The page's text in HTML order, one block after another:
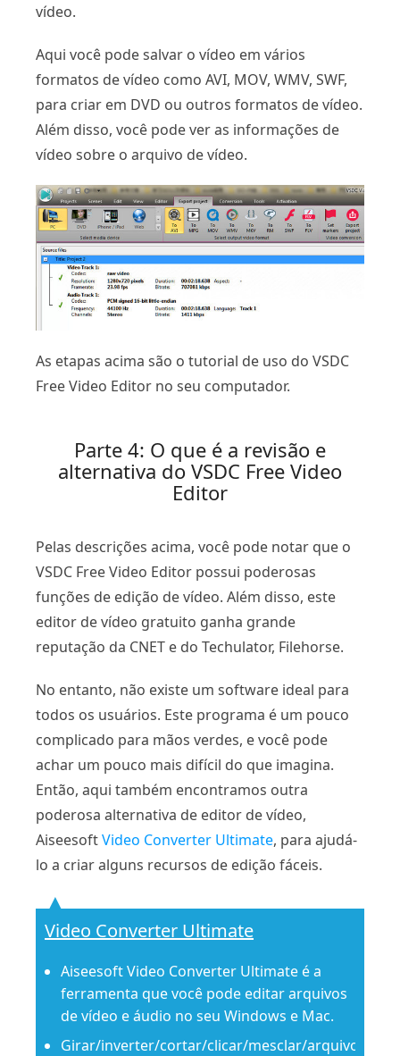
vídeo.
Aqui você pode salvar o vídeo em vários
formatos de vídeo como AVI, MOV, WMV, SWF,
para criar em DVD ou outros formatos de vídeo.
Além disso, você pode ver as informações de
vídeo sobre o arquivo de vídeo.
As etapas acima são o tutorial de uso do VSDC
Free Video Editor no seu computador.
Parte 4: O que é a revisão e
alternativa do VSDC Free Video
Editor
Pelas descrições acima, você pode notar que o
VSDC Free Video Editor possui poderosas
funções de edição de vídeo. Além disso, este
editor de vídeo gratuito ganha grande
reputação da CNET e do Techulator, Filehorse.
No entanto, não existe um software ideal para
todos os usuários. Este programa é um pouco
complicado para mãos verdes, e você pode
achar um pouco mais difícil do que imagina.
Então, aqui também encontramos outra
poderosa alternativa de editor de vídeo,
AiseesoftVideo Converter Ultimate, para ajudá-
lo a criar alguns recursos de edição fáceis.
Video Converter Ultimate
Aiseesoft Video Converter Ultimate é a
ferramenta que você pode editar arquivos
de vídeo e áudio no seu Windows e Mac.
Girar/inverter/cortar/clicar/mesclar/arquivo